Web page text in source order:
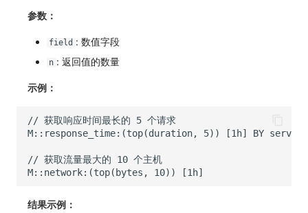
参数：
field : 数值字段
n : 返回值的数量
示例：
结果示例：